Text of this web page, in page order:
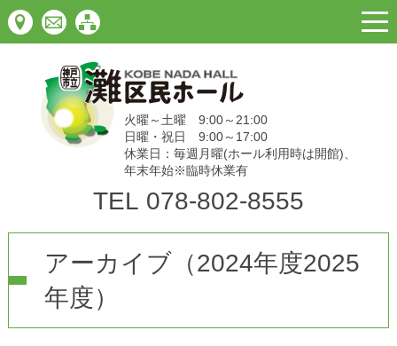
火曜～土曜 9:00～21:00
日曜・祝日 9:00～17:00
休業日：毎週月曜(ホール利用時は開館)、
年末年始※臨時休業有
TEL 078-802-8555
アーカイブ（2024年度2025
年度）